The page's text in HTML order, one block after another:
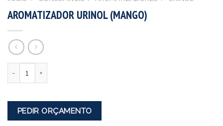
AROMATIZADOR URINOL (MANGO)
PEDIR ORÇAMENTO